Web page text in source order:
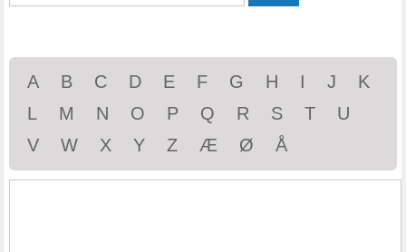
A B C D E F G H I J
K
L
M N O P Q R S T
U
V
W X Y Z Æ Ø Å